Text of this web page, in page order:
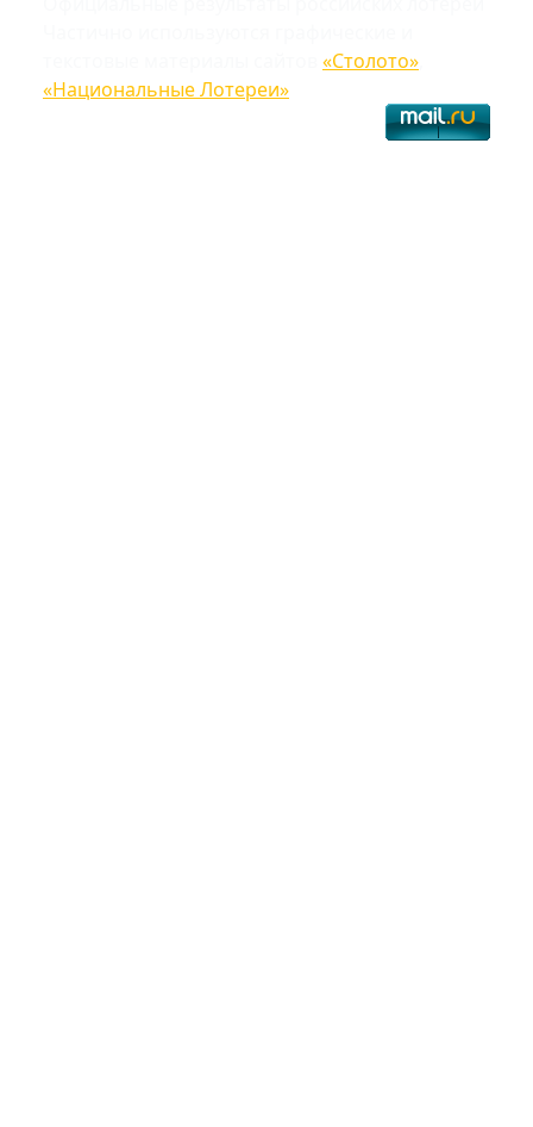
«Столото»
«Национальные Лотереи»